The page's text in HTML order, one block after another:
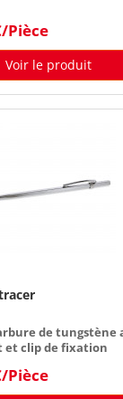
Pièce
Voir le produit
de tungstène
et clip de fixation
Pièce